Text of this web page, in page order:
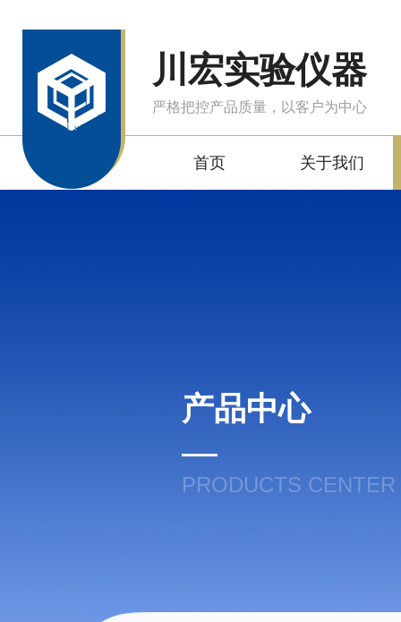
川宏实验仪器
严格把控产品质量，以客户为中心
首页 关于我们
产品中心
PRODUCTS CENTER